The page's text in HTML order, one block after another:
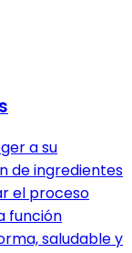
a su
de ingredientes
el proceso
función
saludable y